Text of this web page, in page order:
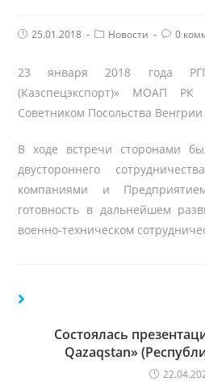
Post25.01.2018
PostНовости 0
23 января 2018 года
(Казспецэкспорт)» МОАП РК
Советником Посольства Венгрии
В ходе встречи сторонами
двустороннего
компаниями и
готовность в дальнейшем
военно-техническом
Состоялась
Qazaqstan»